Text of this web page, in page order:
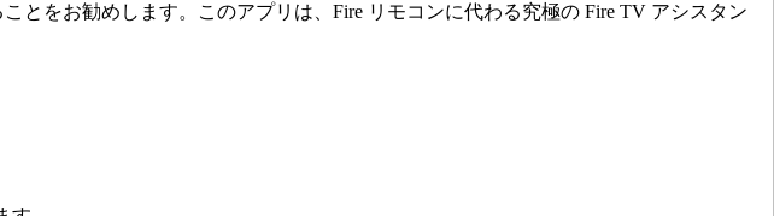
ことをお勧めします。このアプリは、Fire リモコンに代わる究極の Fire TV アシスタン